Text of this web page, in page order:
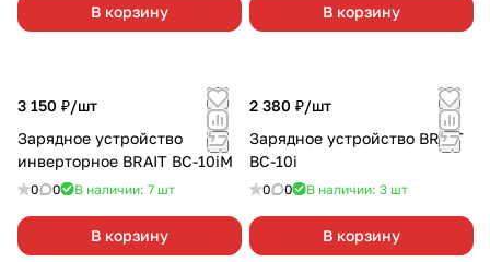
В корзину В корзину
3 150 ₽/шт
Зарядное устройство
инверторное BRAIT BC-10iМ
0 0 В наличии: 7 шт
В корзину
2 380 ₽/шт
Зарядное устройство BRAIT
BC-10i
0 0 В наличии: 3 шт
В корзину